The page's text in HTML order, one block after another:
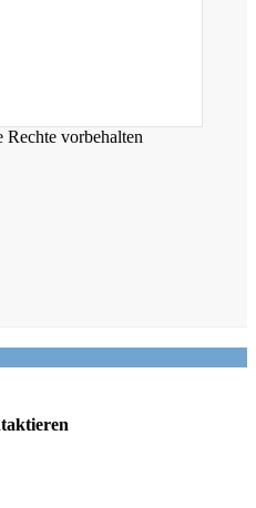
vorbehalten